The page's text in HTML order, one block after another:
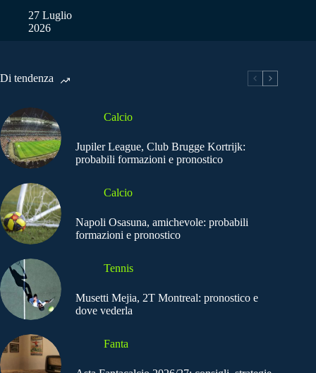
27 Luglio
2026
Di tendenza
Calcio
Jupiler League, Club Brugge Kortrijk:
probabili formazioni e pronostico
Calcio
Napoli Osasuna, amichevole: probabili
formazioni e pronostico
Tennis
Musetti Mejia, 2T Montreal: pronostico e
dove vederla
Fanta